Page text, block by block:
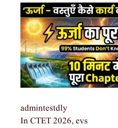
admintestdly
In CTET 2026, evs